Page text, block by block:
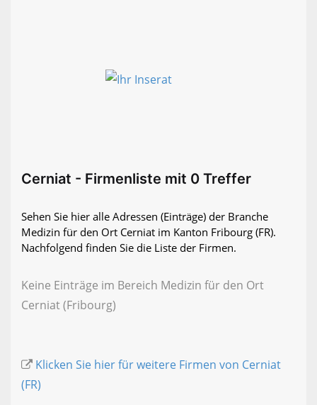
Cerniat - Firmenliste mit 0 Treffer
Sehen Sie hier alle Adressen (Einträge) der Branche
Medizin für den Ort Cerniat im Kanton Fribourg (FR).
Nachfolgend finden Sie die Liste der Firmen.
Keine Einträge im Bereich Medizin für den Ort
Cerniat (Fribourg)
Klicken Sie hier für weitere Firmen von Cerniat
(FR)